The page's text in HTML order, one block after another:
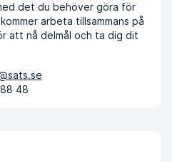
det du behöver göra för
arbeta tillsammans på
att nå delmål och ta dig dit
48